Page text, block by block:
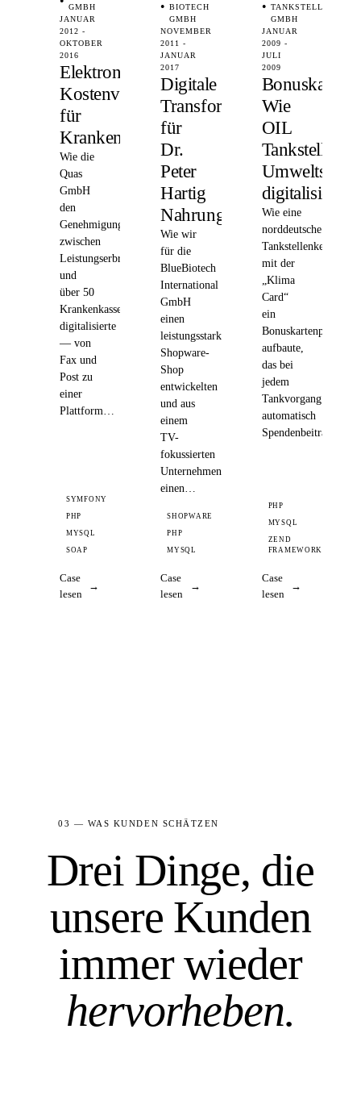
GMBH
JANUAR
2012 -
OKTOBER
2016
Elektronischer
Kostenvoranschlag
für
Krankenkassen
Wie die
Quas
GmbH
den
Genehmigungsprozess
zwischen
Leistungserbringern
und
über 50
Krankenkassen
digitalisierte
— von
Fax und
Post zu
einer
Plattform…
SYMFONY
PHP
MYSQL
SOAP
Case
lesen
BIOTECH
GMBH
NOVEMBER
2011 -
JANUAR
2017
Digitale
Transformation
für
Dr.
Peter
Hartig
Nahrungsergänzung
Wie wir
für die
BlueBiotech
International
GmbH
einen
leistungsstarken
Shopware-
Shop
entwickelten
und aus
einem
TV-
fokussierten
Unternehmen
einen…
SHOPWARE
PHP
MYSQL
Case
lesen
TANKSTELLEN
GMBH
JANUAR
2009 -
JULI
2009
Wie
OIL
Tankstellen
digitalisierte
Wie eine
norddeutsche
Tankstellenkette
mit der
„Klima
Card“
ein
aufbaute,
das bei
jedem
Tankvorgang
automatisch
Spendenbeiträge…
PHP
MYSQL
ZEND
FRAMEWORK
Case
lesen
03 — WAS KUNDEN SCHÄTZEN
Drei Dinge, die
unsere Kunden
immer wieder
hervorheben.